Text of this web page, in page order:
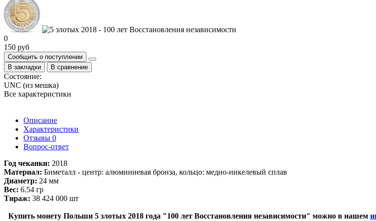
0
150 руб
Сообщить о поступлении
В закладки
В сравнение
Состояние:
UNC (из мешка)
Все характеристики
Описание
Характеристики
Отзывы 0
Вопрос-ответ
Год чеканки: 2018
Материал: Биметалл - центр: алюминиевая бронза, кольцо: медно-никелевый сплав
Диаметр: 24 мм
Вес: 6.54 гр
Тираж: 38 424 000 шт
Купить монету Польши 5 злотых 2018 года "100 лет Восстановления независимости" можно в нашем